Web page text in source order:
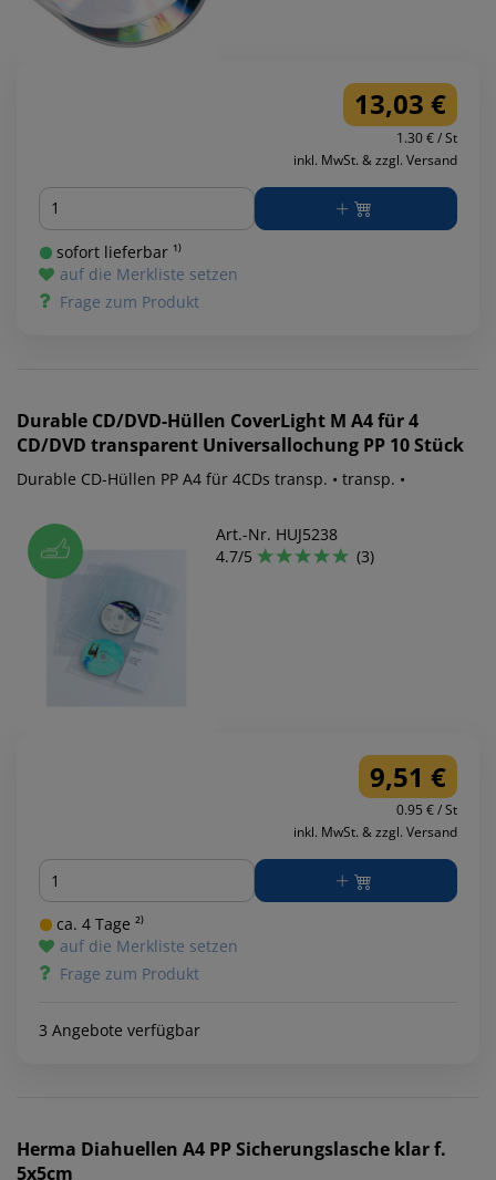
13,03 €
1.30 € / St
inkl. MwSt. & zzgl. Versand
Menge
sofort lieferbar ¹⁾
auf die Merkliste setzen
Frage zum Produkt
Durable CD/DVD-Hüllen CoverLight M A4 für 4
CD/DVD transparent Universallochung PP 10 Stück
Durable CD-Hüllen PP A4 für 4CDs transp. • transp. •
Art.-Nr. HUJ5238
4.7/5
(3)
9,51 €
0.95 € / St
inkl. MwSt. & zzgl. Versand
Menge
ca. 4 Tage ²⁾
auf die Merkliste setzen
Frage zum Produkt
3 Angebote verfügbar
Herma Diahuellen A4 PP Sicherungslasche klar f.
5x5cm